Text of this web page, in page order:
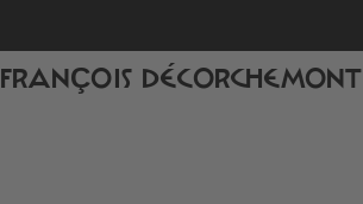
Startseite
FRANÇOIS DÉCORCHEMONT